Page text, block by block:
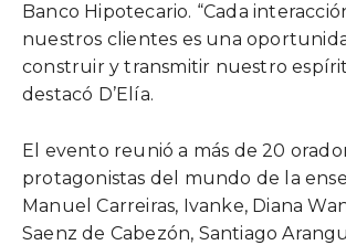
Banco Hipotecario. “Cada
nuestros clientes es una
construir y transmitir nuestro
destacó D’Elía.
El evento reunió a más de 20
protagonistas del mundo de la
Manuel Carreiras, Ivanke, Diana
Saenz de Cabezón, Santiago